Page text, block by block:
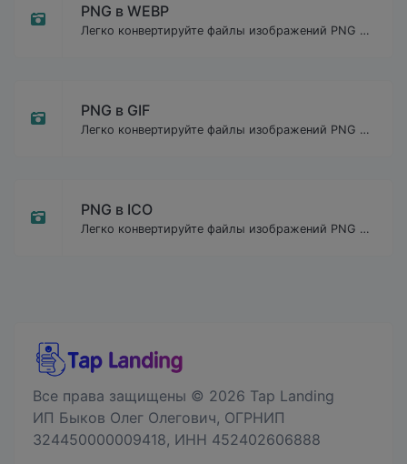
PNG в WEBP
Легко конвертируйте файлы изображений PNG в WEBP.
PNG в GIF
Легко конвертируйте файлы изображений PNG в GIF.
PNG в ICO
Легко конвертируйте файлы изображений PNG в ICO.
Все права защищены © 2026 Tap Landing
ИП Быков Олег Олегович, ОГРНИП
324450000009418, ИНН 452402606888